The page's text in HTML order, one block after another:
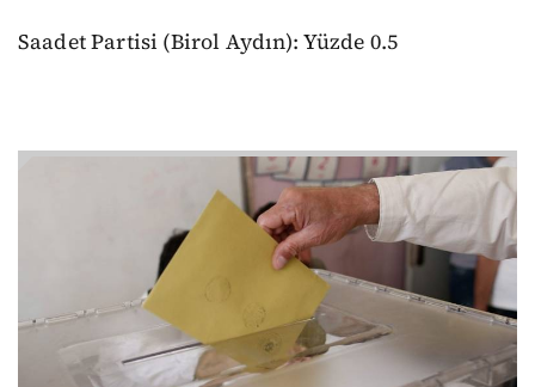
Saadet Partisi (Birol Aydın): Yüzde 0.5